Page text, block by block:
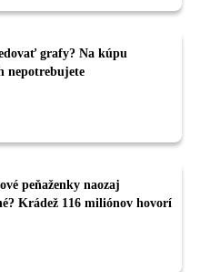
grafy? Na kúpu
nepotrebujete
peňaženky naozaj
Krádež 116 miliónov hovorí